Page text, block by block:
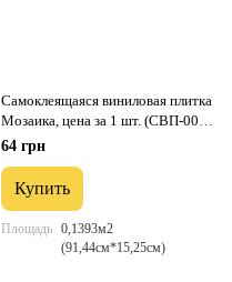
Самоклеящаяся виниловая плитка
Мозаика, цена за 1 шт. (СВП-006)
Матовая SW-00000223
64 грн
Купить
Площадь 0,1393м2
(91,44см*15,25см)